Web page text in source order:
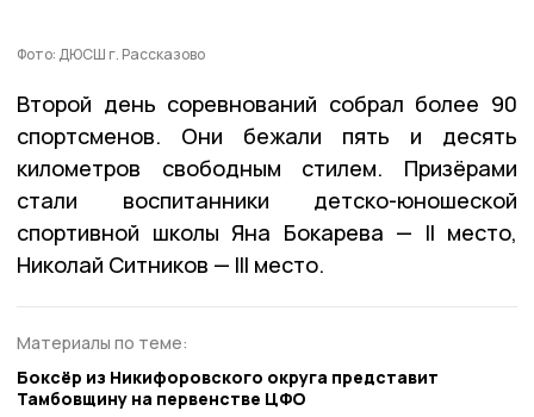
Фото: ДЮСШ г. Рассказово
Второй день соревнований собрал более 90
спортсменов. Они бежали пять и десять
километров свободным стилем. Призёрами
стали воспитанники детско-юношеской
спортивной школы Яна Бокарева — II место,
Николай Ситников — III место.
Материалы по теме:
Боксёр из Никифоровского округа представит
Тамбовщину на первенстве ЦФО